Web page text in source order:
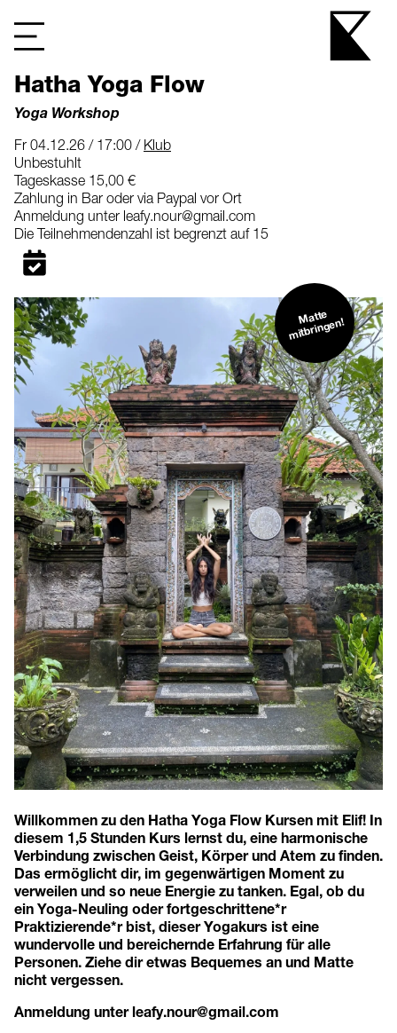
Hatha Yoga Flow
Yoga Workshop
Fr 04.12.26 / 17:00 / Klub
Unbestuhlt
Tageskasse 15,00 €
Zahlung in Bar oder via Paypal vor Ort
Anmeldung unter leafy.nour@gmail.com
Die Teilnehmendenzahl ist begrenzt auf 15
Matte
mitbringen!
Willkommen zu den Hatha Yoga Flow Kursen mit Elif! In
diesem 1,5 Stunden Kurs lernst du, eine harmonische
Verbindung zwischen Geist, Körper und Atem zu finden.
Das ermöglicht dir, im gegenwärtigen Moment zu
verweilen und so neue Energie zu tanken. Egal, ob du
ein Yoga-Neuling oder fortgeschrittene*r
Praktizierende*r bist, dieser Yogakurs ist eine
wundervolle und bereichernde Erfahrung für alle
Personen. Ziehe dir etwas Bequemes an und Matte
nicht vergessen.
Anmeldung unter leafy.nour@gmail.com